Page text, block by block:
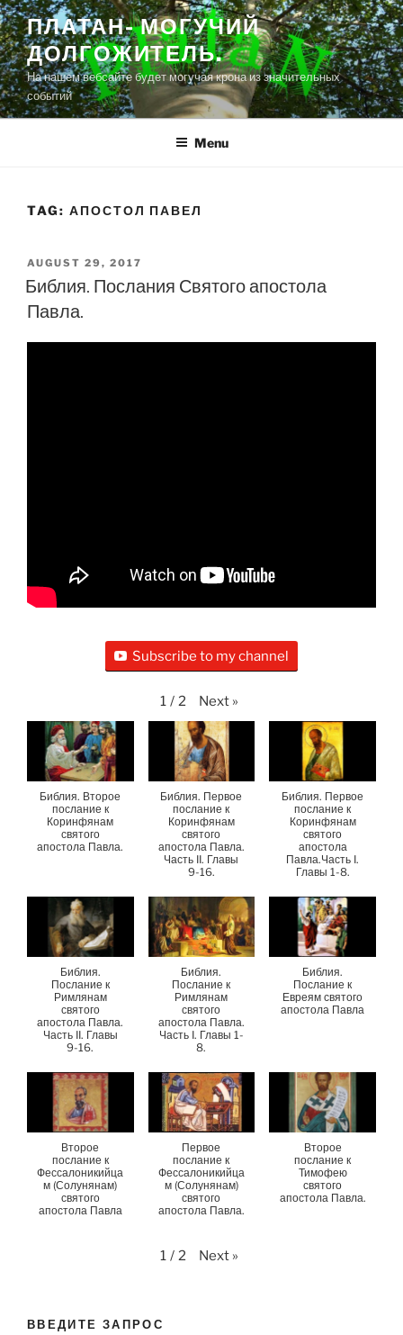
Skip
to
content
ПЛАТАН- МОГУЧИЙ
ДОЛГОЖИТЕЛЬ.
На нашем вебсайте будет могучая крона из значительных
событий
Menu
TAG: АПОСТОЛ ПАВЕЛ
POSTED
ON
AUGUST 29, 2017
Библия. Послания Святого апостола
Павла.
Subscribe to my channel
1 / 2 Next »
Библия. Второе
послание к
Коринфянам
святого
апостола Павла.
Библия. Первое
послание к
Коринфянам
святого
апостола Павла.
Часть II. Главы
9-16.
Библия. Первое
послание к
Коринфянам
святого
апостола
Павла.Часть I.
Главы 1-8.
Библия.
Послание к
Римлянам
святого
апостола Павла.
Часть II. Главы
9-16.
Библия.
Послание к
Римлянам
святого
апостола Павла.
Часть I. Главы 1-
8.
Библия.
Послание к
Евреям святого
апостола Павла
Второе
послание к
Фессалоникийца
м (Солунянам)
святого
апостола Павла
Первое
послание к
Фессалоникийца
м (Солунянам)
святого
апостола Павла.
Второе
послание к
Тимофею
святого
апостола Павла.
1 / 2 Next »
ВВЕДИТЕ ЗАПРОС